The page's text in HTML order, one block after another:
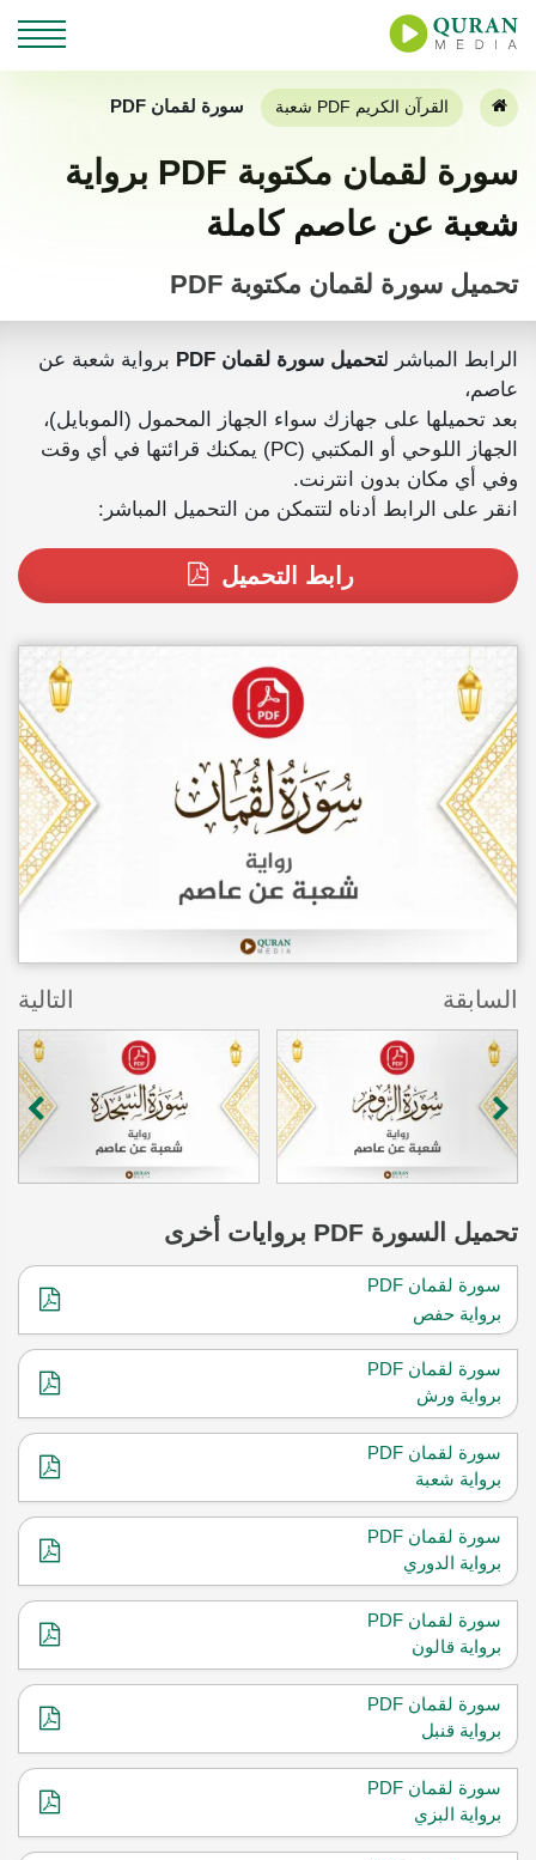
القرآن الكريم PDF شعبة سورة لقمان PDF
سورة لقمان مكتوبة PDF برواية
شعبة عن عاصم كاملة
تحميل سورة لقمان مكتوبة PDF
الرابط المباشر لتحميل سورة لقمان PDF
برواية شعبة عن
عاصم،
بعد تحميلها على جهازك سواء الجهاز المحمول (الموبايل)،
الجهاز اللوحي أو المكتبي (PC) يمكنك قرائتها في أي وقت
وفي أي مكان بدون انترنت.
انقر على الرابط أدناه لتتمكن من التحميل المباشر:
رابط التحميل
السابقة التالية
تحميل السورة
سورة لقمان PDF
برواية حفص
سورة لقمان PDF
برواية ورش
سورة لقمان PDF
برواية شعبة
سورة لقمان PDF
برواية الدوري
سورة لقمان PDF
برواية قالون
سورة لقمان PDF
برواية قنبل
سورة لقمان PDF
برواية البزي